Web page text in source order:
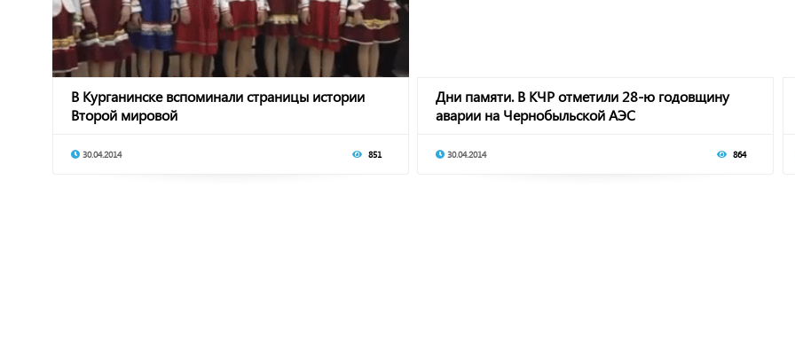
В Курганинске вспоминали страницы истории
Второй мировой
30.04.2014 851
Дни памяти. В КЧР отметили 28-ю годовщину
аварии на Чернобыльской АЭС
30.04.2014 864